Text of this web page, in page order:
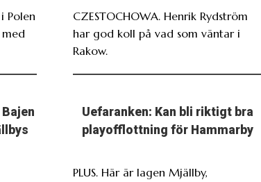
Polen
CZESTOCHOWA. Henrik Rydström
har god koll på vad som väntar i
Rakow.
Uefaranken: Kan bli riktigt bra
playofflottning för Hammarby
PLUS. Här är lagen Mjällby,